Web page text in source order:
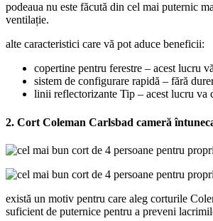
podeaua nu este făcută din cel mai puternic
ventilație.
alte caracteristici care vă pot aduce beneficii:
copertine pentru ferestre – acest lucru
sistem de configurare rapidă – fără
linii reflectorizante Tip – acest lucru va
2. Cort Coleman Carlsbad cameră
există un motiv pentru care aleg corturile
suficient de puternice pentru a preveni